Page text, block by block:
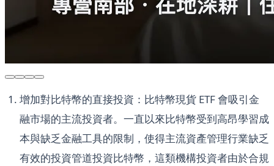
增加對比特幣的直接投資：比特幣現貨 ETF 會吸引金
融市場的主流投資者。一直以來比特幣受到高昂學習成
本與缺乏金融工具的限制，使得主流資產管理行業缺乏
有效的投資管道投資比特幣，這類機構投資者由於合規